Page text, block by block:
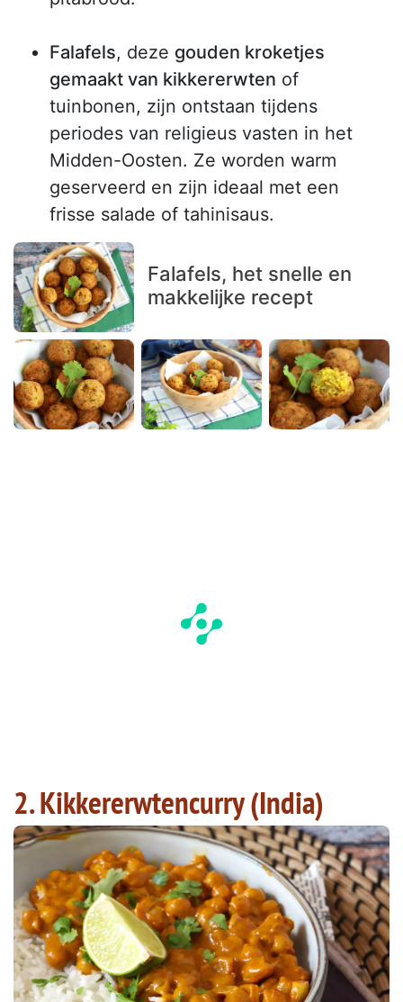
Falafels, deze gouden kroketjes
gemaakt van kikkererwten of
tuinbonen, zijn ontstaan tijdens
periodes van religieus vasten in het
Midden-Oosten. Ze worden warm
geserveerd en zijn ideaal met een
frisse salade of tahinisaus.
Falafels, het snelle en
makkelijke recept
2. Kikkererwtencurry (India)